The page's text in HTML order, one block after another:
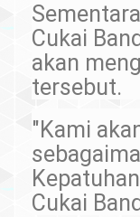
Cukai
akan
tersebut.
"Kami
Cukai